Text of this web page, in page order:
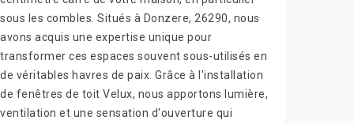
sous les combles. Situés à Donzere, 26290, nous
avons acquis une expertise unique pour
transformer ces espaces souvent sous-utilisés en
de véritables havres de paix. Grâce à l'installation
de fenêtres de toit Velux, nous apportons lumière,
ventilation et une sensation d'ouverture qui